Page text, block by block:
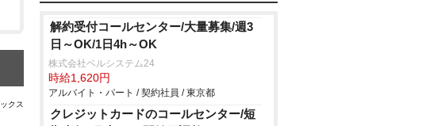
クス
解約受付コールセンター/大量募集/週3
日～OK/1日4h～OK
株式会社ベルシステム24
時給1,620円
アルバイト・パート / 契約社員 / 東京都
クレジットカードのコールセンター/短